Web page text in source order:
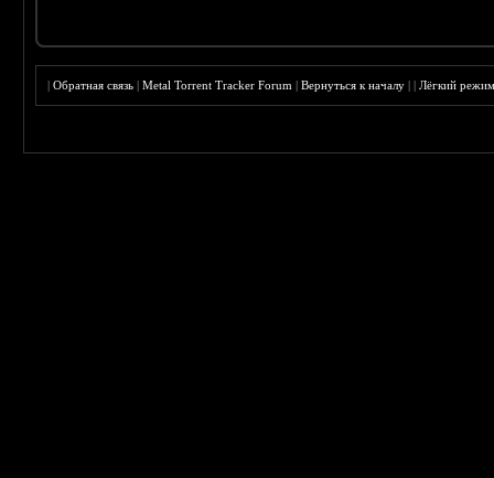
|Обратная связь |Metal Torrent Tracker Forum |Вернуться к началу ||Лёгкий